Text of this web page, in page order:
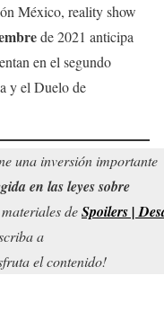
México, reality show
de 2021 anticipa
en el segundo
y el Duelo de
una inversión importante
en las leyes sobre
deSpoilers |
a
el contenido!